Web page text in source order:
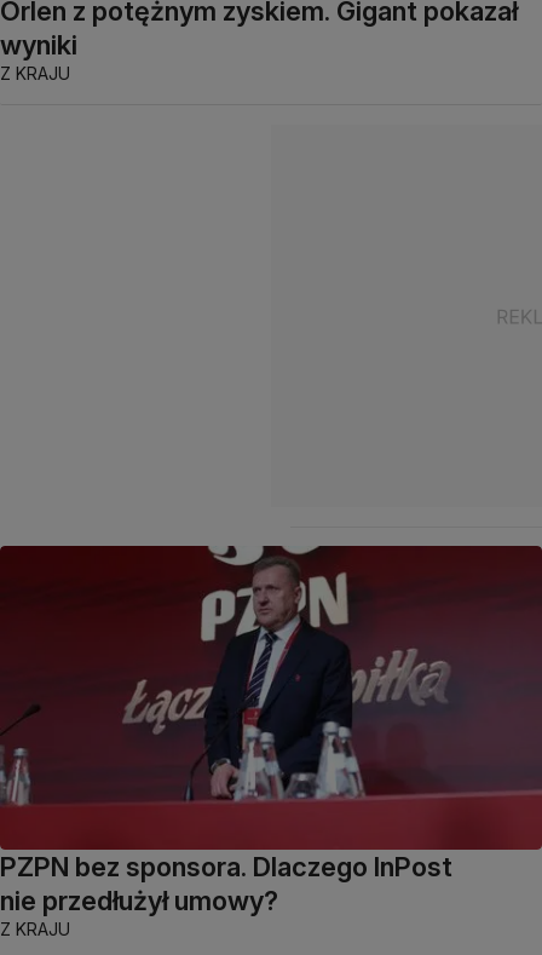
Orlen z potężnym zyskiem. Gigant pokazał
wyniki
Z KRAJU
PZPN bez sponsora. Dlaczego InPost
nie przedłużył umowy?
Z KRAJU